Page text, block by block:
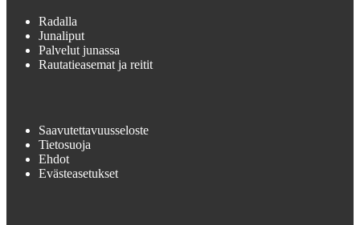
Radalla
Junaliput
Palvelut junassa
Rautatieasemat ja reitit
Saavutettavuusseloste
Tietosuoja
Ehdot
Evästeasetukset